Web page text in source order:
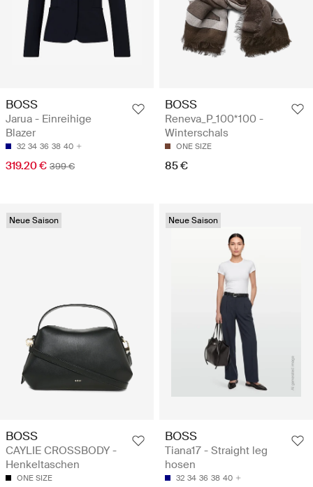
BOSS
Jarua - Einreihige
Blazer
32 34 36 38 40
319.20 € 399 €
BOSS
Reneva_P_100*100 -
Winterschals
ONE SIZE
85 €
Neue Saison
BOSS
CAYLIE CROSSBODY -
Henkeltaschen
ONE SIZE
Neue Saison
BOSS
Tiana17 - Straight leg
hosen
32 34 36 38 40